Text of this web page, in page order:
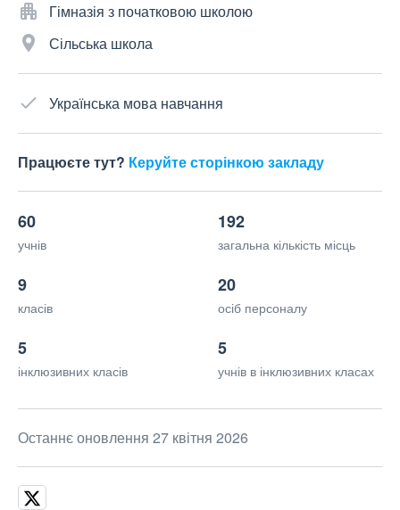
Гімназія з початковою школою
Сільська школа
Українська мова навчання
Працюєте тут? Керуйте сторінкою закладу
60
учнів
192
загальна кількість місць
9
класів
20
осіб персоналу
5
інклюзивних класів
5
учнів в інклюзивних класах
Останнє оновлення 27 квітня 2026